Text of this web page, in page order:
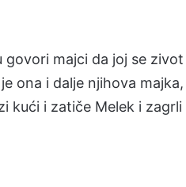
govori majci da joj se zivot
ona i dalje njihova majka,
kući i zatiče Melek i zagrli